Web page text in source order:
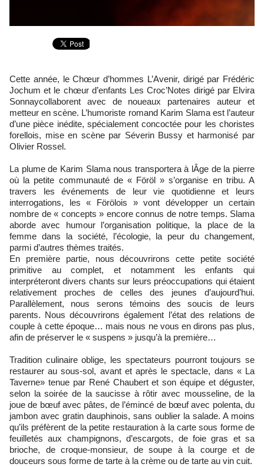
Cette année, le Chœur d’hommes L’Avenir, dirigé par Frédéric
Jochum et le chœur d’enfants Les Croc’Notes dirigé par Elvira
Sonnaycollaborent avec de noueaux partenaires auteur et
metteur en scène. L’humoriste romand Karim Slama est l’auteur
d’une pièce inédite, spécialement concoctée pour les choristes
forellois, mise en scène par Séverin Bussy et harmonisé par
Olivier Rossel.
La plume de Karim Slama nous transportera à lÂge de la pierre
où la petite communauté de « Föröl » s’organise en tribu. A
travers les événements de leur vie quotidienne et leurs
interrogations, les « Förölois » vont développer un certain
nombre de « concepts » encore connus de notre temps. Slama
aborde avec humour l’organisation politique, la place de la
femme dans la société, l’écologie, la peur du changement,
parmi d’autres thèmes traités.
En première partie, nous découvrirons cette petite société
primitive au complet, et notamment les enfants qui
interpréteront divers chants sur leurs préoccupations qui étaient
relativement proches de celles des jeunes d’aujourd’hui.
Parallèlement, nous serons témoins des soucis de leurs
parents. Nous découvrirons également l’état des relations de
couple à cette époque… mais nous ne vous en dirons pas plus,
afin de préserver le « suspens » jusqu’à la première…
Tradition culinaire oblige, les spectateurs pourront toujours se
restaurer au sous-sol, avant et après le spectacle, dans « La
Taverne» tenue par René Chaubert et son équipe et déguster,
selon la soirée de la saucisse à rôtir avec mousseline, de la
joue de bœuf avec pâtes, de l’émincé de bœuf avec polenta, du
jambon avec gratin dauphinois, sans oublier la salade. A moins
qu’ils préfèrent de la petite restauration à la carte sous forme de
feuilletés aux champignons, d’escargots, de foie gras et sa
brioche, de croque-monsieur, de soupe à la courge et de
douceurs sous forme de tarte à la crème ou de tarte au vin cuit.